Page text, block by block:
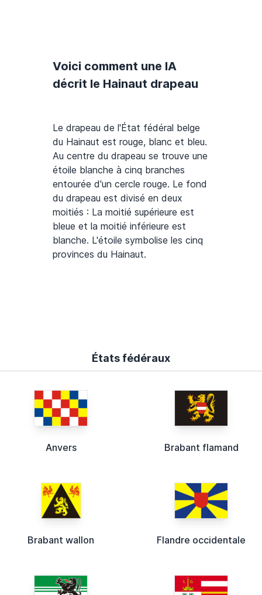
Voici comment une IA
décrit le Hainaut drapeau
Le drapeau de l'État fédéral belge
du Hainaut est rouge, blanc et bleu.
Au centre du drapeau se trouve une
étoile blanche à cinq branches
entourée d'un cercle rouge. Le fond
du drapeau est divisé en deux
moitiés : La moitié supérieure est
bleue et la moitié inférieure est
blanche. L'étoile symbolise les cinq
provinces du Hainaut.
États fédéraux
Anvers Brabant flamand
Brabant wallon Flandre occidentale